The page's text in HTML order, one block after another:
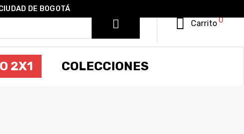
DE BOGOTÁ
Carrito0
2X1 COLECCIONES